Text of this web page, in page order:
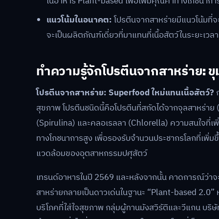
อุดมด้วยสารอาหาร:โปรตีนจากสาหร่าย โดยเฉพ